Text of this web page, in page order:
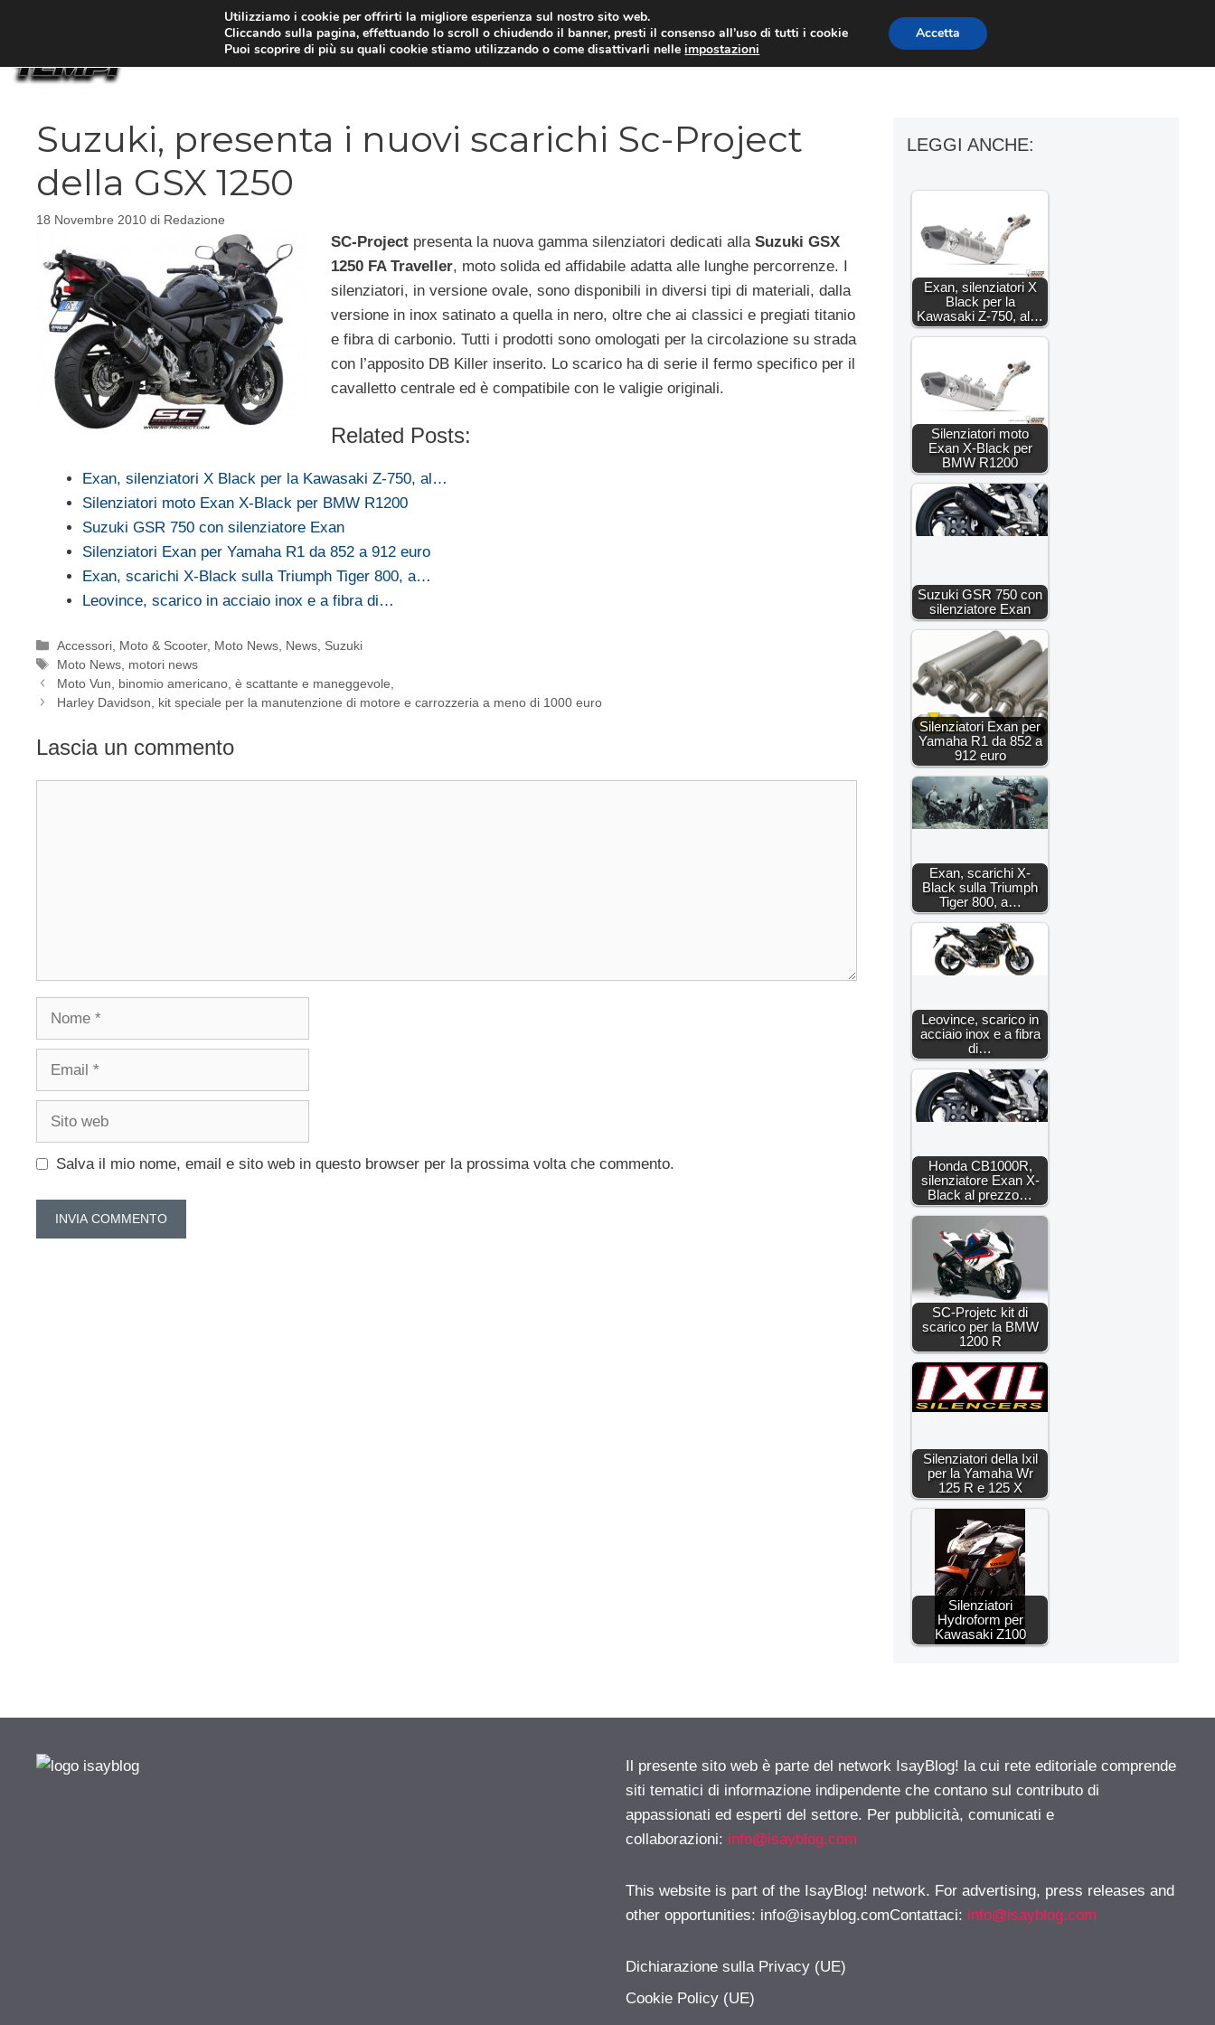
MOTO NEWS ACCESSORI MOTO MOTO GP
Suzuki, presenta i nuovi scarichi Sc-Project
della GSX 1250
18 Novembre 2010 di Redazione
SC-Projectpresenta la nuova gamma silenziatori dedicati alla Suzuki GSX
1250 FA Traveller, moto solida ed affidabile adatta alle lunghe percorrenze. I
silenziatori, in versione ovale, sono disponibili in diversi tipi di materiali, dalla
versione in inox satinato a quella in nero, oltre che ai classici e pregiati titanio
e fibra di carbonio. Tutti i prodotti sono omologati per la circolazione su strada
con l’apposito DB Killer inserito. Lo scarico ha di serie il fermo specifico per il
cavalletto centrale ed è compatibile con le valigie originali.
Related Posts:
Exan, silenziatori X Black per la Kawasaki Z-750, al…
Silenziatori moto Exan X-Black per BMW R1200
Suzuki GSR 750 con silenziatore Exan
Silenziatori Exan per Yamaha R1 da 852 a 912 euro
Exan, scarichi X-Black sulla Triumph Tiger 800, a…
Leovince, scarico in acciaio inox e a fibra di…
Categorie
Accessori Moto & Scooter, Moto News News Suzuki
Tag
Moto News motori news
Moto Vun, binomio americano, è scattante e maneggevole,
Harley Davidson, kit speciale per la manutenzione di motore e carrozzeria a meno di 1000 euro
Lascia un commento
Nome
Email
Sito
Salva il mio nome, email e sito web in questo browser per la prossima volta che commento.
LEGGI ANCHE:
Exan, silenziatori X
Black per la
Kawasaki Z-750, al…
Silenziatori moto
Exan X-Black per
BMW R1200
Suzuki GSR 750 con
silenziatore Exan
Silenziatori Exan per
Yamaha R1 da 852 a
912 euro
Exan, scarichi X-
Black sulla Triumph
Tiger 800, a…
Leovince, scarico in
acciaio inox e a fibra
di…
Honda CB1000R,
silenziatore Exan X-
Black al prezzo…
SC-Projetc kit di
scarico per la BMW
1200 R
Silenziatori della Ixil
per la Yamaha Wr
125 R e 125 X
Silenziatori
Hydroform per
Kawasaki Z100
Il presente sito web è parte del network IsayBlog! la cui rete editoriale comprende
siti tematici di informazione indipendente che contano sul contributo di
appassionati ed esperti del settore. Per pubblicità, comunicati e
collaborazioni: info@isayblog.com
This website is part of the IsayBlog! network. For advertising, press releases and
other opportunities: info@isayblog.comContattaci: info@isayblog.com
Dichiarazione sulla Privacy (UE)
Cookie Policy (UE)
Utilizziamo i cookie per offrirti la migliore esperienza sul nostro sito web.
Cliccando sulla pagina, effettuando lo scroll o chiudendo il banner, presti il consenso all’uso di tutti i cookie
Puoi scoprire di più su quali cookie stiamo utilizzando o come disattivarli nelleimpostazioni
Accetta